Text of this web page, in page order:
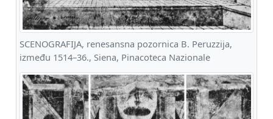
SCENOGRAFIJA, renesansna pozornica B. Peruzzija,
između 1514–36., Siena, Pinacoteca Nazionale